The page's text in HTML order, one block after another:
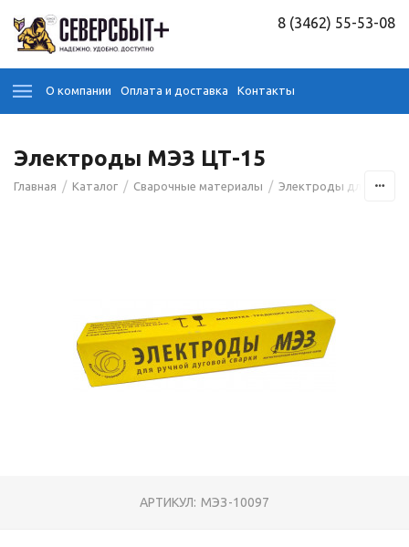
8 (3462) 55-53-08
О компании Оплата и доставка Контакты
Электроды МЭЗ ЦТ-15
Главная / Каталог / Сварочные материалы / Электроды для сварки
АРТИКУЛ: МЭЗ-10097